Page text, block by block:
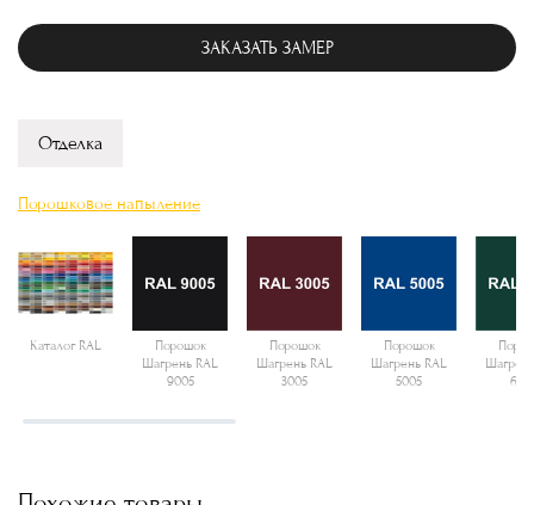
ЗАКАЗАТЬ ЗАМЕР
Отделка
Порошковое напыление
Каталог RAL
Порошок
Шагрень RAL
9005
Порошок
Шагрень RAL
3005
Порошок
Шагрень RAL
5005